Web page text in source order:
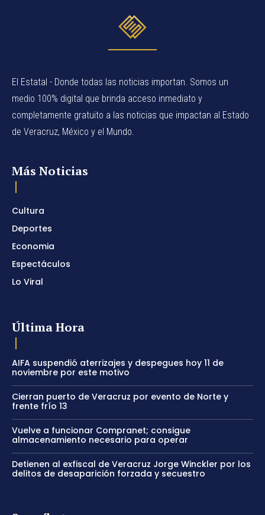
El Estatal - Donde todas las noticias importan. Somos un
medio 100% digital que brinda acceso inmediato y
completamente gratuito a las noticias que impactan al Estado
de Veracruz, México y el Mundo.
Más Noticias
Cultura
Deportes
Economia
Espectáculos
Lo Viral
Última Hora
AIFA suspendió aterrizajes y despegues hoy 11 de
noviembre por este motivo
Cierran puerto de Veracruz por evento de Norte y
frente frío 13
Vuelve a funcionar Compranet; consigue
almacenamiento necesario para operar
Detienen al exfiscal de Veracruz Jorge Winckler por los
delitos de desaparición forzada y secuestro